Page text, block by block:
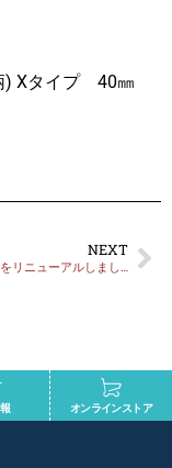
) Xタイプ 40㎜
NEXT
ホームページをリニューアルしました
オンラインストア